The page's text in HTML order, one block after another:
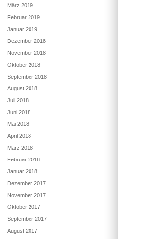
März 2019
Februar 2019
Januar 2019
Dezember 2018
November 2018
Oktober 2018
September 2018
August 2018
Juli 2018
Juni 2018
Mai 2018
April 2018
März 2018
Februar 2018
Januar 2018
Dezember 2017
November 2017
Oktober 2017
September 2017
August 2017